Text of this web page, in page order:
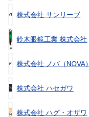
株式会社 サンリーブ
鈴木眼鏡工業 株式会社
株式会社 ノバ（NOVA）
株式会社 ハセガワ
株式会社 ハグ・オザワ